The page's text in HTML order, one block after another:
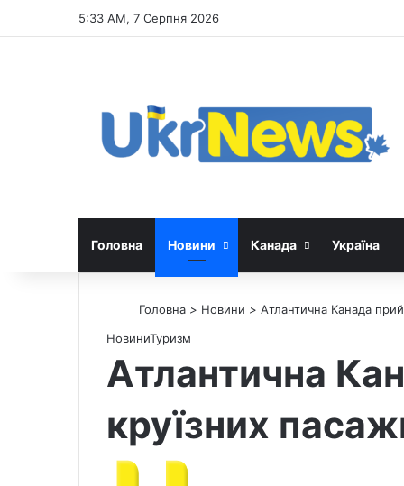
5:33 AM, 7 Серпня 2026
Головна Новини Канада Україна
Головна > Новини > Атлантична Канада
НовиниТуризм
Атлантична
круїзних